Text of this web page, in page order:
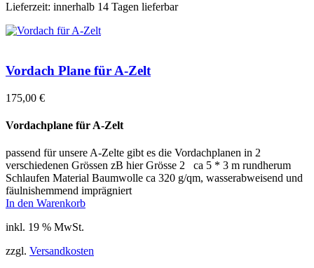
Lieferzeit: innerhalb 14 Tagen lieferbar
Vordach Plane für A-Zelt
175,00 €
Vordachplane für A-Zelt
passend für unsere A-Zelte gibt es die Vordachplanen in 2
verschiedenen Grössen zB hier Grösse 2 ca 5 * 3 m rundherum
Schlaufen Material Baumwolle ca 320 g/qm, wasserabweisend und
fäulnishemmend imprägniert
In den Warenkorb
inkl. 19 % MwSt.
zzgl. Versandkosten